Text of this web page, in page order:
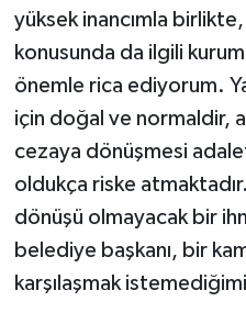
yüksek inancımla birlikte,
konusunda da ilgili
önemle rica ediyorum.
için doğal ve normaldir,
cezaya dönüşmesi
oldukça riske
dönüşü olmayacak bir
belediye başkanı, bir
karşılaşmak